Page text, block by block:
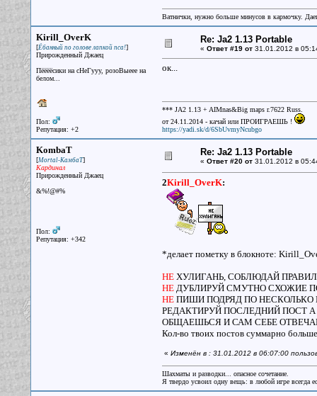
Ватнички, нужно больше минусов в кармочку.
Kirill_OverK
[Ёбанный по голове лапкой пса!]
Прирожденный Джаец
Пёёёёсики на сНеГууу, розоВыеее на
белом...
Пол:
Репутация: +2
Re: Ja2 1.13 Portable
« Ответ #19 от31.01.2012 в
ок...
*** JA2 1.13 + AIMnas&Big maps r.7622 Russ.
от 24.11.2014 - качай или ПРОИГРАЕШЬ !
https://yadi.sk/d/6SbUvmyNcubgo
KombaT
[Mortal-КамбаТ]
Кардинал
Прирожденный Джаец
&%!@#%
Пол:
Репутация: +342
Re: Ja2 1.13 Portable
« Ответ #20 от31.01.2012 в
2Kirill_OverK:
*делает пометку в блокноте:
НЕХУЛИГАНЬ, СОБЛЮДАЙ
НЕДУБЛИРУЙ СМУТНО СХОЖИЕ
НЕПИШИ ПОДРЯД ПО НЕСКОЛЬКО
РЕДАКТИРУЙ ПОСЛЕДНИЙ ПОСТ
ОБЩАЕШЬСЯ И САМ СЕБЕ
Кол-во твоих постов суммарно
« Изменён в : 31.01.2012 в 06:07:00
Шахматы и разводки... опасное сочетание.
Я твердо усвоил одну вещь: в любой игре всегда